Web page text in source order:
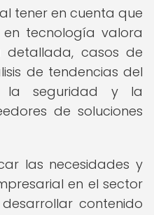
tener en cuenta que
tecnología valora
detallada, casos de
de tendencias del
la seguridad y la
de soluciones
las necesidades y
en el sector
contenido